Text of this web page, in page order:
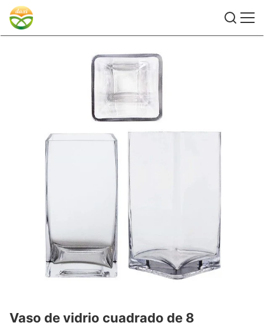
Vaso de vidrio cuadrado de 8